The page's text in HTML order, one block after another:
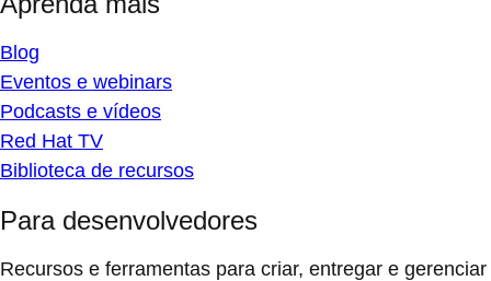
Blog
Eventos e webinars
Podcasts e vídeos
Red Hat TV
Biblioteca de recursos
Para desenvolvedores
Recursos e ferramentas para criar, entregar e gerenciar